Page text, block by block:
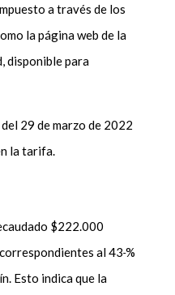
a través de los
la página web de la
disponible para
29 de marzo de 2022
la tarifa.
$222.000
al 43%
Esto indica que la